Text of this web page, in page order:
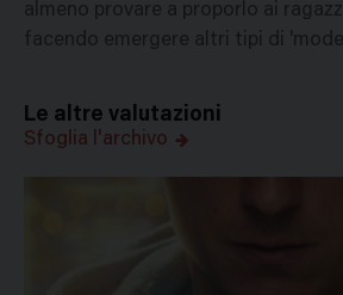
almeno provare a proporlo ai
facendo emergere altri tipi di
Le altre valutazioni
Sfoglia l'archivo